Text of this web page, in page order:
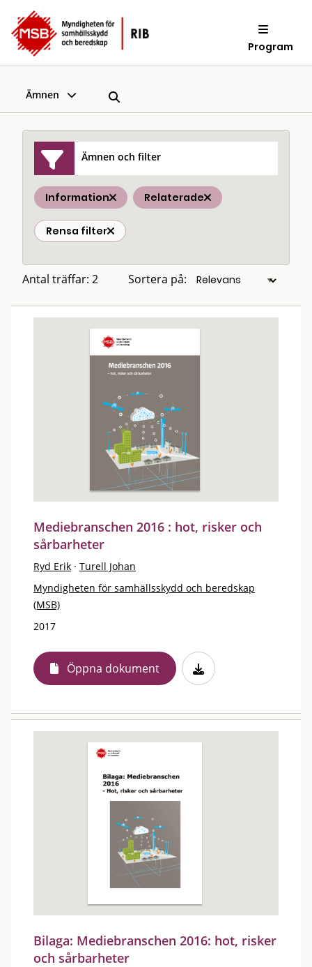
Program
Ämnen
Ämnen och filter
Information Relaterade
Rensa filter
Antal träffar: 2 Sortera på:
Mediebranschen 2016 : hot, risker och
sårbarheter
Ryd Erik · Turell Johan
Myndigheten för samhällsskydd och beredskap
(MSB)
2017
Öppna dokument
Bilaga: Mediebranschen 2016: hot, risker
och sårbarheter